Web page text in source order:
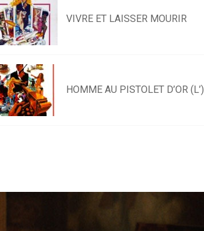
VIVRE ET LAISSER MOURIR
HOMME AU PISTOLET D’OR (L’)